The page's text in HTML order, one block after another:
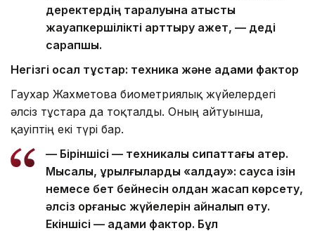
деректердің таралуына қатысты
жауапкершілікті арттыру қажет, — деді
сарапшы.
Негізгі осал тұстар: техника және адами фактор
Гаухар Жахметова биометриялық жүйелердегі
әлсіз тұстарға да тоқталды. Оның айтуынша,
қауіптің екі түрі бар.
— Біріншісі — техникалық сипаттағы қатер.
Мысалы, құрылғыларды «алдау»: саусақ ізін
немесе бет бейнесін қолдан жасап көрсету,
әлсіз қорғаныс жүйелерін айналып өту.
Екіншісі — адами фактор. Бұл